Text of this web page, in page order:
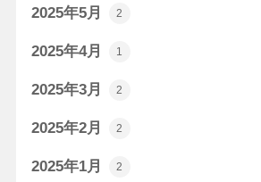
2025年5月 2
2025年4月 1
2025年3月 2
2025年2月 2
2025年1月 2